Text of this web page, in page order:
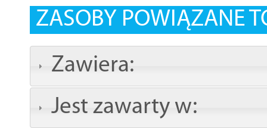
ZASOBY POWIĄZANE
Zawiera:
Jest zawarty w: